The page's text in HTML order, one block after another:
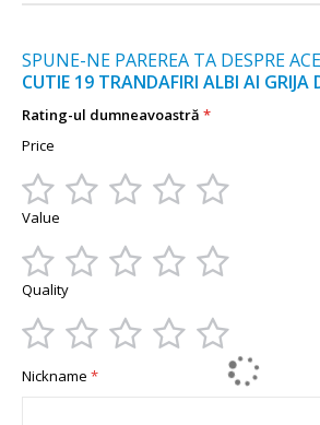
SPUNE-NE PAREREA TA DESPRE
CUTIE 19 TRANDAFIRI ALBI AI GRIJA
Rating-ul dumneavoastră
Price
1
2
3
4
5
Value
1
2
3
4
5
Quality
star
stars
stars
stars
stars
Nickname